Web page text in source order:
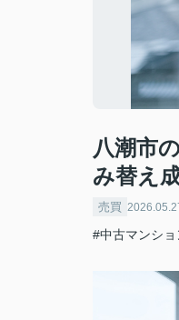
八潮市
み替え
売買
#中古マンショ